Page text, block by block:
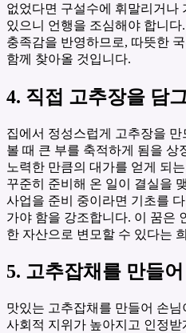
없었다면 구설수에 휘말리거나
있으니 언행을 조심해야 합니
충족감을 반영하므로, 따뜻한
함께 찾아올 것입니다.
4. 직접 고추장을 담
집에서 정성스럽게 고추장을
볼 때 큰 부를 축적하게 됨을 상
노력한 만큼의 대가를 얻게 되
꾸준히 준비해 온 일이 결실을
사업을 준비 중이라면 기초를
가야 함을 강조합니다. 이 꿈은
한 자산으로 변모할 수 있다는
5. 고추잡채를 만들
맛있는 고추잡채를 만들어 손
사회적 지위가 높아지고 인정